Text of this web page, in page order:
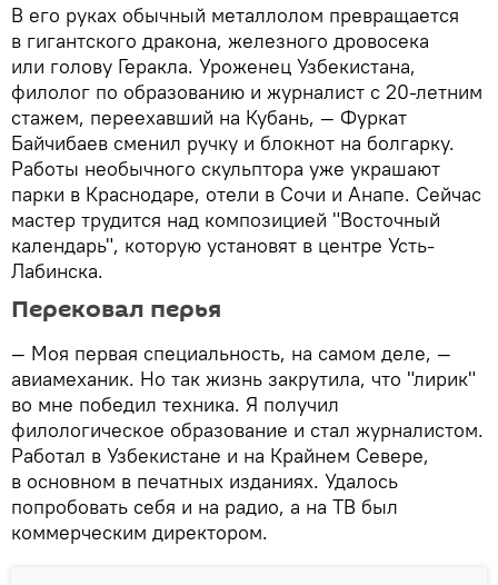
В его руках обычный металлолом превращается
в гигантского дракона, железного дровосека
или голову Геракла. Уроженец Узбекистана,
филолог по образованию и журналист с 20-летним
стажем, переехавший на Кубань, — Фуркат
Байчибаев сменил ручку и блокнот на болгарку.
Работы необычного скульптора уже украшают
парки в Краснодаре, отели в Сочи и Анапе. Сейчас
мастер трудится над композицией "Восточный
календарь", которую установят в центре Усть-
Лабинска.
Перековал перья
— Моя первая специальность, на самом деле, —
авиамеханик. Но так жизнь закрутила, что "лирик"
во мне победил техника. Я получил
филологическое образование и стал журналистом.
Работал в Узбекистане и на Крайнем Севере,
в основном в печатных изданиях. Удалось
попробовать себя и на радио, а на ТВ был
коммерческим директором.